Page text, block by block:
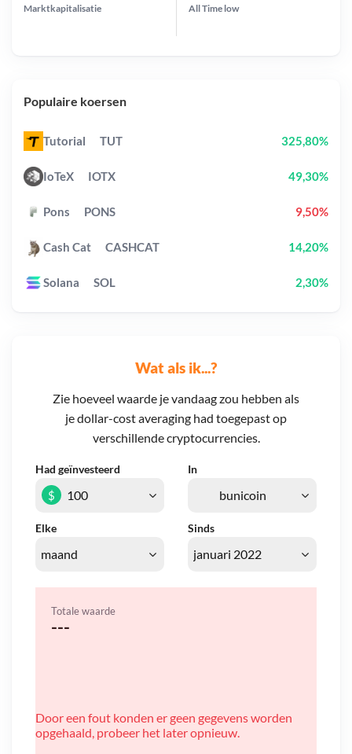
Wat als ik...?
Zie hoeveel waarde je vandaag zou hebben als
je dollar-cost averaging had toegepast op
verschillende cryptocurrencies.
Had geïnvesteerd In
Elke Sinds
$
Totale waarde
---
Door een fout konden er geen gegevens worden
opgehaald, probeer het later opnieuw.
Marktkapitalisatie All Time low
Populaire koersen
Tutorial TUT 325,80%
IoTeX IOTX 49,30%
Pons PONS 9,50%
Cash Cat CASHCAT 14,20%
Solana SOL 2,30%